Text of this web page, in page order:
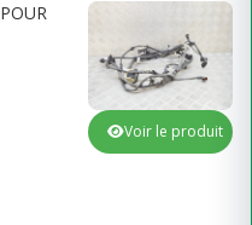
Voir le produit